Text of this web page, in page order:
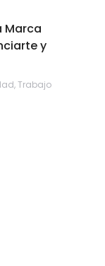
Marca
y
,Trabajo